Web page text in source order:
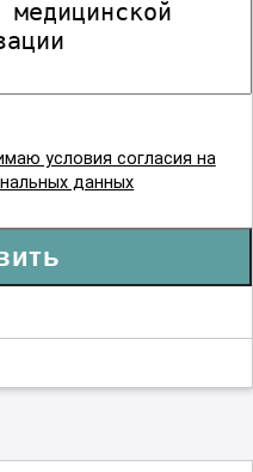
болезни
условия согласия на
данных